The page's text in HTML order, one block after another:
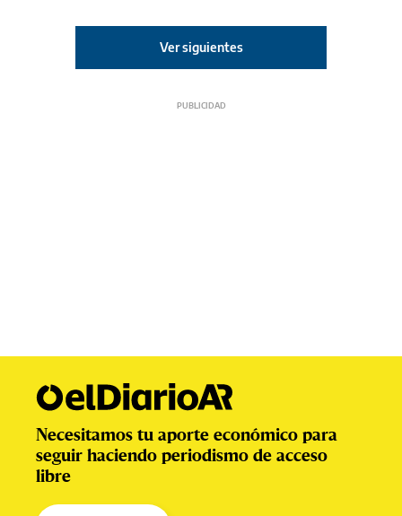
Ver siguientes
Necesitamos tu aporte económico para
seguir haciendo periodismo de acceso
libre